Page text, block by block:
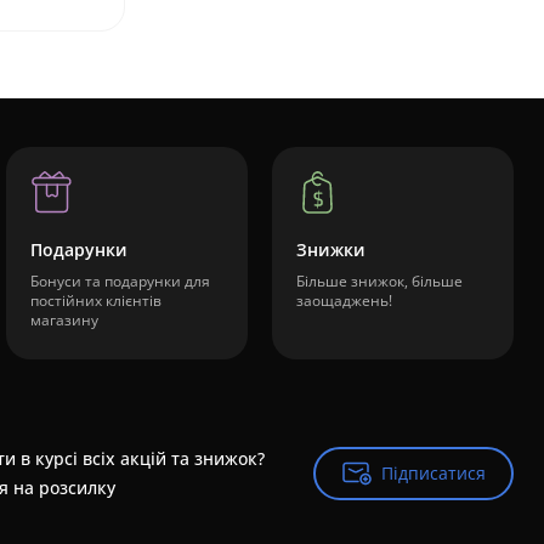
Подарунки
Бонуси та подарунки для
постійних клієнтів
магазину
Знижки
Більше знижок, більше
заощаджень!
в курсі всіх акцій та знижок?
на розсилку
Підписатися
Підписатися